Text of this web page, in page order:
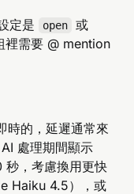
定是 open 或
裡需要 @ mention
時的，延遲通常來
處理期間顯示
秒，考慮換用更快
Haiku 4.5），或